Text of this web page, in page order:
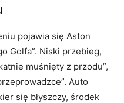
pojawia się Aston
Golfa”. Niski przebieg,
muśnięty z przodu”,
Auto
się błyszczy, środek